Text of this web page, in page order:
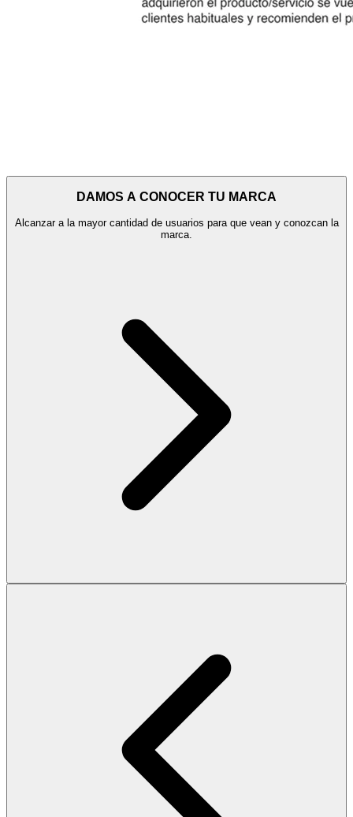
DAMOS A CONOCER TU MARCA
Alcanzar a la mayor cantidad de usuarios para que vean y conozcan la
marca.